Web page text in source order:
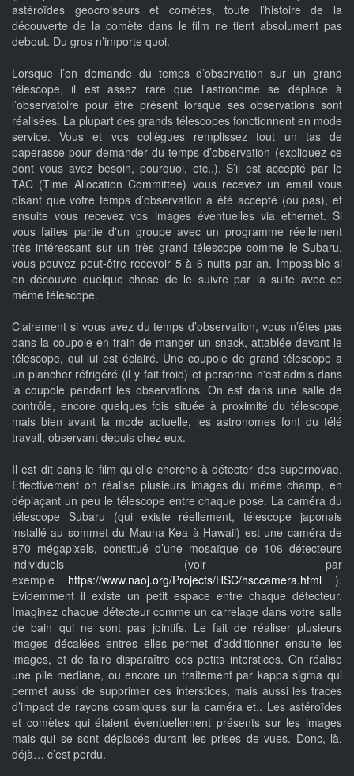
astéroïdes géocroiseurs et comètes, toute l’histoire de la
découverte de la comète dans le film ne tient absolument pas
debout. Du gros n’importe quoi.
Lorsque l’on demande du temps d’observation sur un grand
télescope, il est assez rare que l’astronome se déplace à
l’observatoire pour être présent lorsque ses observations sont
réalisées. La plupart des grands télescopes fonctionnent en mode
service. Vous et vos collègues remplissez tout un tas de
paperasse pour demander du temps d’observation (expliquez ce
dont vous avez besoin, pourquoi, etc..). S’il est accepté par le
TAC (Time Allocation Committee) vous recevez un email vous
disant que votre temps d’observation a été accepté (ou pas), et
ensuite vous recevez vos images éventuelles via ethernet. Si
vous faites partie d'un groupe avec un programme réellement
très intéressant sur un très grand télescope comme le Subaru,
vous pouvez peut-être recevoir 5 à 6 nuits par an. Impossible si
on découvre quelque chose de le suivre par la suite avec ce
même télescope.
Clairement si vous avez du temps d’observation, vous n’êtes pas
dans la coupole en train de manger un snack, attablée devant le
télescope, qui lui est éclairé. Une coupole de grand télescope a
un plancher réfrigéré (il y fait froid) et personne n'est admis dans
la coupole pendant les observations. On est dans une salle de
contrôle, encore quelques fois située à proximité du télescope,
mais bien avant la mode actuelle, les astronomes font du télé
travail, observant depuis chez eux.
Il est dit dans le film qu’elle cherche à détecter des supernovae.
Effectivement on réalise plusieurs images du même champ, en
déplaçant un peu le télescope entre chaque pose. La caméra du
télescope Subaru (qui existe réellement, télescope japonais
installé au sommet du Mauna Kea à Hawaii) est une caméra de
870 mégapixels, constitué d’une mosaïque de 106 détecteurs
individuels (voir par
exemple https://www.naoj.org/Projects/HSC/hsccamera.html ).
Evidemment il existe un petit espace entre chaque détecteur.
Imaginez chaque détecteur comme un carrelage dans votre salle
de bain qui ne sont pas jointifs. Le fait de réaliser plusieurs
images décalées entres elles permet d’additionner ensuite les
images, et de faire disparaître ces petits interstices. On réalise
une pile médiane, ou encore un traitement par kappa sigma qui
permet aussi de supprimer ces interstices, mais aussi les traces
d’impact de rayons cosmiques sur la caméra et.. Les astéroïdes
et comètes qui étaient éventuellement présents sur les images
mais qui se sont déplacés durant les prises de vues. Donc, là,
déjà… c’est perdu.